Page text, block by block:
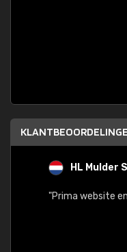
HL Mulder
"Prima website